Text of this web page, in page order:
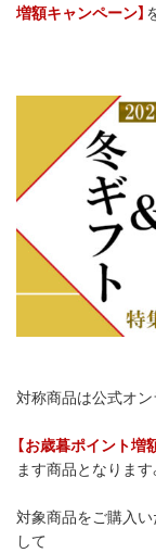
増額キャンペーン】
対称商品は公式オン
【お歳暮ポイント増
ます商品となります
対象商品をご購入
して